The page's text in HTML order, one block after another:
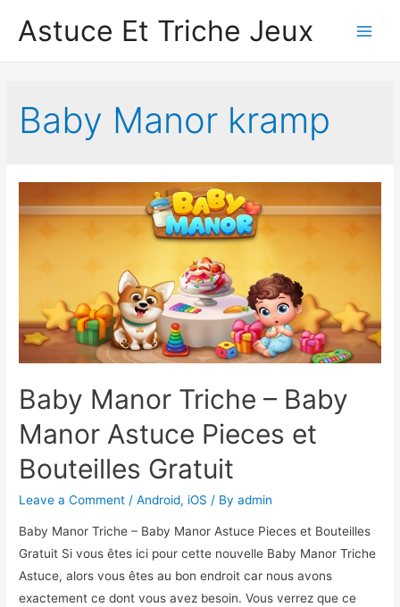
Astuce Et Triche Jeux
Baby Manor kramp
Baby Manor Triche – Baby
Manor Astuce Pieces et
Bouteilles Gratuit
Leave a Comment /Android, iOS / Byadmin
Baby Manor Triche – Baby Manor Astuce Pieces et Bouteilles
Gratuit Si vous êtes ici pour cette nouvelle Baby Manor Triche
Astuce, alors vous êtes au bon endroit car nous avons
exactement ce dont vous avez besoin. Vous verrez que ce